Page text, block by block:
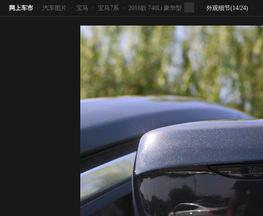
网上车市 > 汽车图片 > 宝马 > 宝马7系 > 2016款 740Li 豪华型 > 外观细节(14/24)